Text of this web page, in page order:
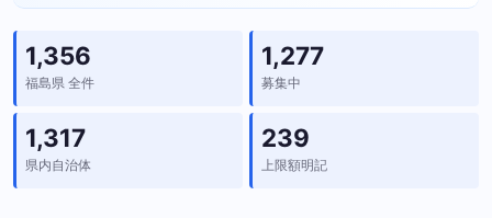
1,356
福島県 全件
1,277
募集中
1,317
県内自治体
239
上限額明記